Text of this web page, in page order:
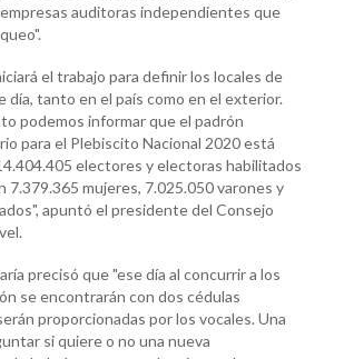
auditoras independientes que
el trabajo para definir los locales de
día, tanto en el país como en el exterior.
podemos informar que el padrón
para el Plebiscito Nacional 2020 está
electores y electoras habilitados
7.379.365 mujeres, 7.025.050 varones y
apuntó el presidente del Consejo
precisó que "ese día al concurrir a los
se encontrarán con dos cédulas
proporcionadas por los vocales. Una
si quiere o no una nueva